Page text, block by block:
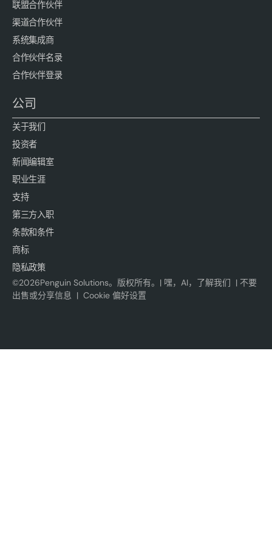
联盟合作伙伴
渠道合作伙伴
系统集成商
合作伙伴名录
合作伙伴登录
公司
关于我们
投资者
新闻编辑室
职业生涯
支持
第三方入职
条款和条件
商标
隐私政策
©2026Penguin Solutions。版权所有。|嘿，AI，了解我们 |不要
出售或分享信息 | Cookie 偏好设置